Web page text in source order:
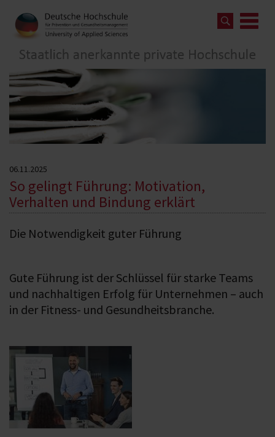
06.11.2025
So gelingt Führung: Motivation,
Verhalten und Bindung erklärt
Die Notwendigkeit guter Führung
Gute Führung ist der Schlüssel für starke Teams
und nachhaltigen Erfolg für Unternehmen – auch
in der Fitness- und Gesundheitsbranche.